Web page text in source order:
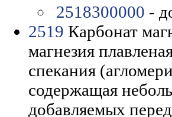
2518300000 -
2519 Карбонат
магнезия
спекания
содержащая
добавляемых